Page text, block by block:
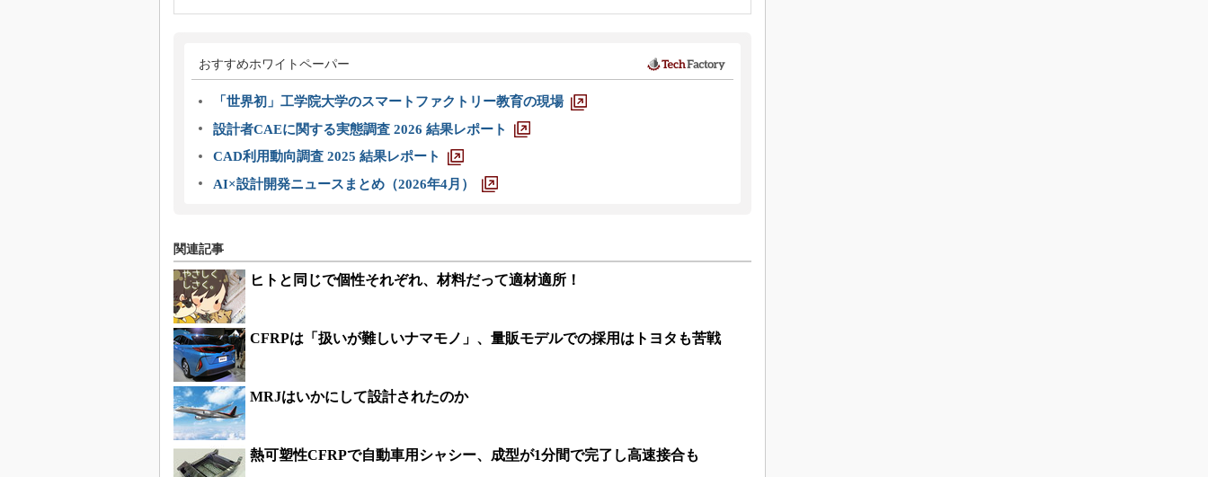
おすすめホワイトペーパー
「世界初」工学院大学のスマートファクトリー教育の現場
設計者CAEに関する実態調査 2026 結果レポート
CAD利用動向調査 2025 結果レポート
AI×設計開発ニュースまとめ（2026年4月）
関連記事
ヒトと同じで個性それぞれ、材料だって適材適所！
CFRPは「扱いが難しいナマモノ」、量販モデルでの採用はトヨタも苦戦
MRJはいかにして設計されたのか
熱可塑性CFRPで自動車用シャシー、成型が1分間で完了し高速接合も